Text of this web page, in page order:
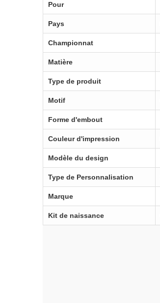
Pour
Pays
Championnat
Matière
Type de produit
Motif
Forme d'embout
Couleur d'impression
Modèle du design
Type de Personnalisation
Marque
Kit de naissance